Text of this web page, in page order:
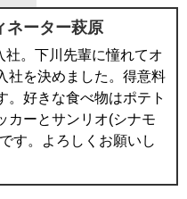
ネーター萩原
社。下川先輩に憧れてオ
社を決めました。得意料
。好きな食べ物はポテト
カーとサンリオ(シナモ
す。よろしくお願いし